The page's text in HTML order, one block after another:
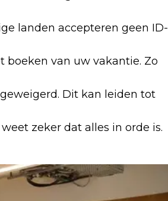
landen accepteren geen ID-
van uw vakantie. Zo
Dit kan leiden tot
zeker dat alles in orde is.